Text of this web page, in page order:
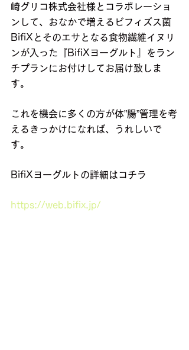
崎グリコ株式会社様とコラボレーショ
ンして、おなかで増えるビフィズス菌
BifiXとそのエサとなる食物繊維イヌリ
ンが入った『BifiXヨーグルト』をラン
チプランにお付けしてお届け致しま
す。
これを機会に多くの方が体”腸”管理を考
えるきっかけになれば、うれしいで
す。
BifiXヨーグルトの詳細はコチラ
https://web.bifix.jp/